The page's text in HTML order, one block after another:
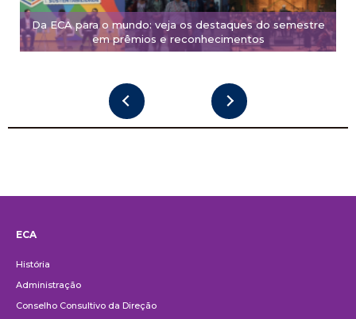
Da ECA para o mundo: veja os destaques do semestre
em prêmios e reconhecimentos
ECA
História
Administração
Conselho Consultivo da Direção